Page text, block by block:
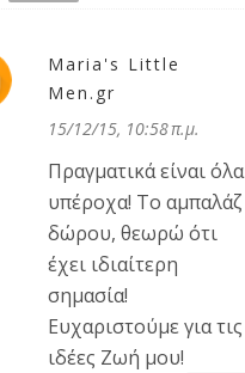
Maria's Little
Men.gr
15/12/15, 10:58 π.μ.
Πραγματικά είναι όλα
υπέροχα! Το αμπαλάζ
δώρου, θεωρώ ότι
έχει ιδιαίτερη
σημασία!
Ευχαριστούμε για τις
ιδέες Ζωή μου!